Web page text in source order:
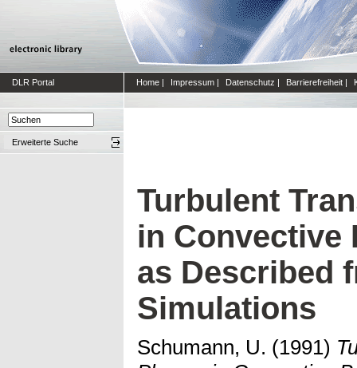
DLR Portal Home | Impressum | Datenschutz | Barrierefreiheit |
Erweiterte Suche
Turbulent
in Convective
as Described
Simulations
Schumann, U. (1991)